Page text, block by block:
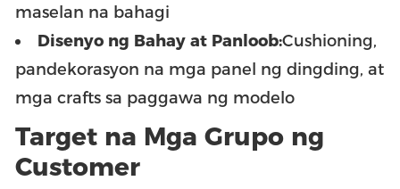
maselan na bahagi
Disenyo ng Bahay at Panloob:Cushioning,
pandekorasyon na mga panel ng dingding, at
mga crafts sa paggawa ng modelo
Target na Mga Grupo ng
Customer